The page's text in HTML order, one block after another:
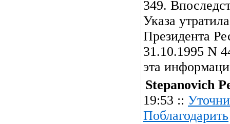
349.
Указа
Президента
31.10.1995 N
эта
Stepanovich
19:53 ::
Поблагодарить